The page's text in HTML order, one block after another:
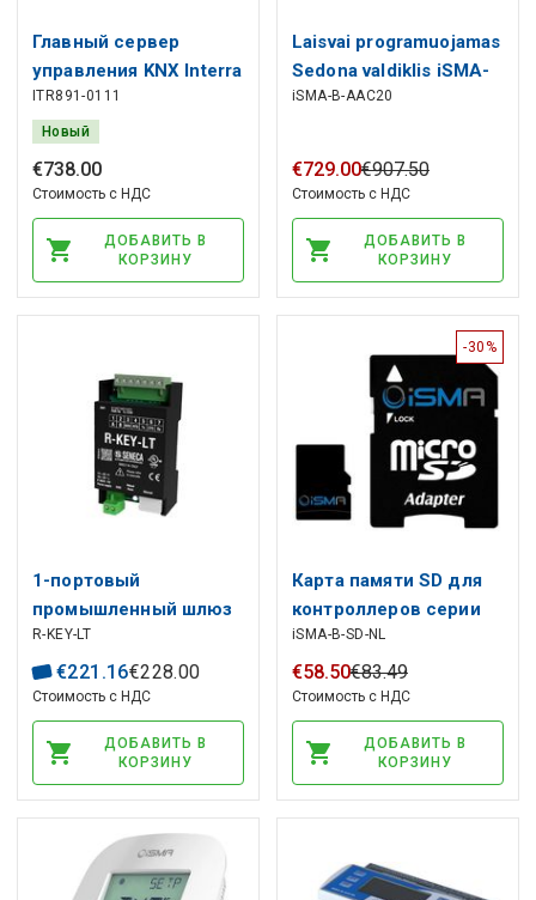
Главный сервер
управления KNX Interra
iS12, REG, серый
ITR891-0111
Новый
€738.00
Стоимость с НДС
ДОБАВИТЬ В
КОРЗИНУ
Laisvai programuojamas
Sedona valdiklis iSMA-
B-AAC20, 8UI, 4DI, 4DO,
1x1wire,1xRS485,
1xUSB, 2x IP be ekrano
iSMA-B-AAC20
€729.00€907.50
Стоимость с НДС
ДОБАВИТЬ В
КОРЗИНУ
1-портовый
промышленный шлюз
ModBUS RTU/ASCII
R-KEY-LT
€221 .16€228.00
Стоимость с НДС
ДОБАВИТЬ В
КОРЗИНУ
-30%
Карта памяти SD для
контроллеров серии
iSMA-B-MAC36NL
iSMA-B-SD-NL
€58.50€83.49
Стоимость с НДС
ДОБАВИТЬ В
КОРЗИНУ